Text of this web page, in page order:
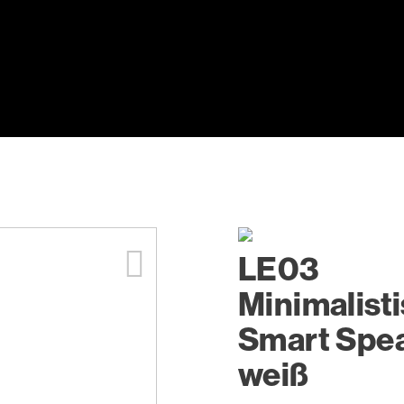
LE03
Smart
weiß